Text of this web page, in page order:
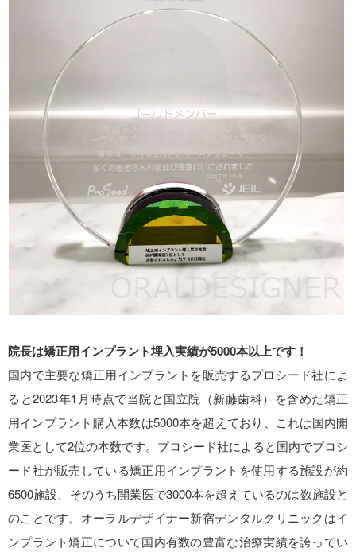
院長は矯正用インプラント埋入実績が5000本以上です！
国内で主要な矯正用インプラントを販売するプロシード社によ
ると2023年1月時点で当院と国立院（新藤歯科）を含めた矯正
用インプラント購入本数は5000本を超えており、これは国内開
業医として2位の本数です。プロシード社によると国内でプロシ
ード社が販売している矯正用インプラントを使用する施設が約
6500施設、そのうち開業医で3000本を超えているのは数施設と
のことです。オーラルデザイナー新宿デンタルクリニックはイ
ンプラント矯正について国内有数の豊富な治療実績を誇ってい